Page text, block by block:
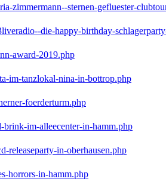
zimmermann--sternen-gefluester-
die-happy-birthday-
award-2019.php
im-tanzlokal-nina-in-bottrop.php
foerderturm.php
brink-im-alleecenter-in-hamm.php
releaseparty-in-oberhausen.php
horrors-in-hamm.php